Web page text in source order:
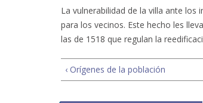
La vulnerabilidad de la villa ante los
para los vecinos. Este hecho les
las de 1518 que regulan la
‹ Orígenes de la población